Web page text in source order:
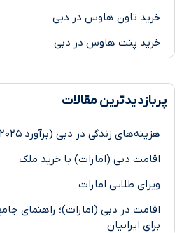
خرید تاون هاوس در دبی
خرید پنت هاوس در دبی
پر‌بازدیدترین مقالات
هزینه‌های زندگی در دبی (برآورد ۲۰۲۵)
اقامت دبی (امارات) با خرید ملک
ویزای طلایی امارات
اقامت در دبی (امارات)؛ راهنمای
برای ایرانیان